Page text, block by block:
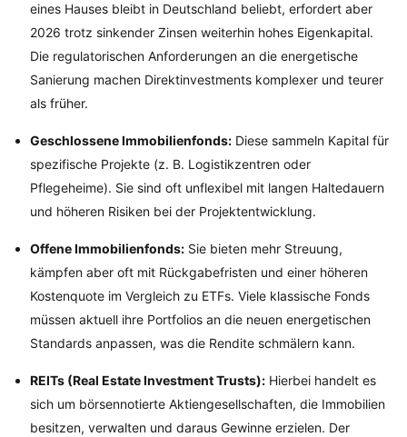
eines Hauses bleibt in Deutschland beliebt, erfordert aber
2026 trotz sinkender Zinsen weiterhin hohes Eigenkapital.
Die regulatorischen Anforderungen an die energetische
Sanierung machen Direktinvestments komplexer und teurer
als früher.
Geschlossene Immobilienfonds: Diese sammeln Kapital für
spezifische Projekte (z. B. Logistikzentren oder
Pflegeheime). Sie sind oft unflexibel mit langen Haltedauern
und höheren Risiken bei der Projektentwicklung.
Offene Immobilienfonds: Sie bieten mehr Streuung,
kämpfen aber oft mit Rückgabefristen und einer höheren
Kostenquote im Vergleich zu ETFs. Viele klassische Fonds
müssen aktuell ihre Portfolios an die neuen energetischen
Standards anpassen, was die Rendite schmälern kann.
REITs (Real Estate Investment Trusts): Hierbei handelt es
sich um börsennotierte Aktiengesellschaften, die Immobilien
besitzen, verwalten und daraus Gewinne erzielen. Der